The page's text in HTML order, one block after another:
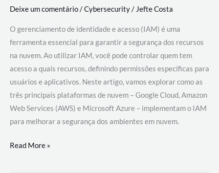
Deixe um comentário/Cybersecurity/ Jefte Costa
O gerenciamento de identidade e acesso (IAM) é uma
ferramenta essencial para garantir a segurança dos recursos
na nuvem. Ao utilizar IAM, você pode controlar quem tem
acesso a quais recursos, definindo permissões específicas para
usuários e aplicativos. Neste artigo, vamos explorar como as
três principais plataformas de nuvem – Google Cloud, Amazon
Web Services (AWS) e Microsoft Azure – implementam o IAM
para melhorar a segurança dos ambientes em nuvem.
Gerenciamento
Read More »